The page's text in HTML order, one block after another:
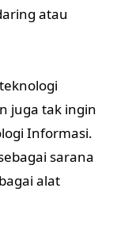
atau
juga tak ingin
Informasi.
sarana
alat